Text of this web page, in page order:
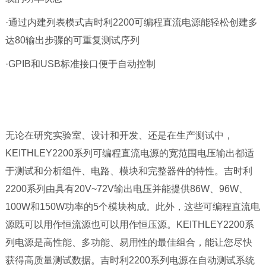
·通过内建列表模式吉时利2200可编程直流电源能轻松创建多
达80输出步骤的可重复测试序列
·GPIB和USB标准接口便于自动控制
无论在研究实验室、设计和开发、还是在生产测试中，
KEITHLEY2200系列可编程直流电源的宽范围电压输出都适
于测试和分析组件、电路、模块和完整器件的特性。吉时利
2200系列由具有20V~72V输出电压并能提供86W、96W、
100W和150W功率的5个模块构成。此外，这些可编程直流电
源既可以用作恒流源也可以用作恒压源。KEITHLEY2200系
列电源是高性能、多功能、易用性的最佳组合，能让您尽快
获得高质量测试数据。吉时利2200系列电源在自动测试系统